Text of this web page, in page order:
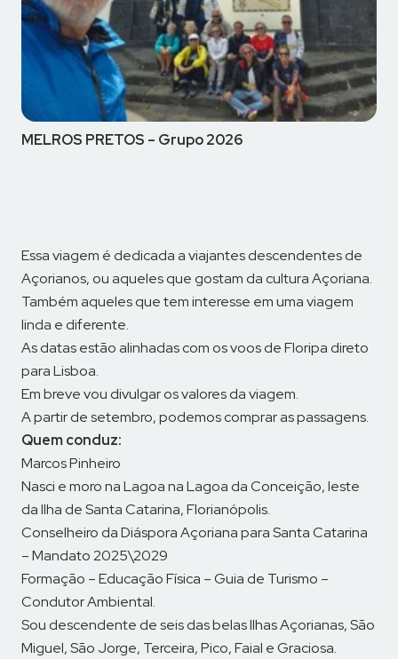
MELROS PRETOS – Grupo 2026
Essa viagem é dedicada a viajantes descendentes de
Açorianos, ou aqueles que gostam da cultura Açoriana.
Também aqueles que tem interesse em uma viagem
linda e diferente.
As datas estão alinhadas com os voos de Floripa direto
para Lisboa.
Em breve vou divulgar os valores da viagem.
A partir de setembro, podemos comprar as passagens.
Quem conduz:
Marcos Pinheiro
Nasci e moro na Lagoa na Lagoa da Conceição, leste
da Ilha de Santa Catarina, Florianópolis.
Conselheiro da Diáspora Açoriana para Santa Catarina
– Mandato 2025\2029
Formação – Educação Física – Guia de Turismo –
Condutor Ambiental.
Sou descendente de seis das belas Ilhas Açorianas, São
Miguel, São Jorge, Terceira, Pico, Faial e Graciosa.